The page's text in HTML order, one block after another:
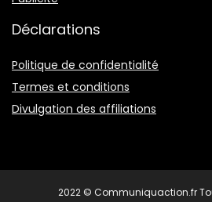
Déclarations
Politique de confidentialité
Termes et conditions
Divulgation des affiliations
2022 © Communiquaction.fr